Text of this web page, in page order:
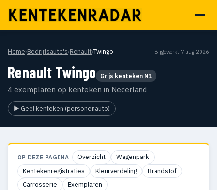
Home›Bedrijfsauto's›Renault›Twingo Bijgewerkt 7 aug 2026
Renault Twingo Grijs kenteken N1
4 exemplaren op kenteken in Nederland
▶ Geel kenteken (personenauto)
OP DEZE PAGINA Overzicht
Wagenpark
Kentekenregistraties
Kleurverdeling
Brandstof
Carrosserie
Exemplaren